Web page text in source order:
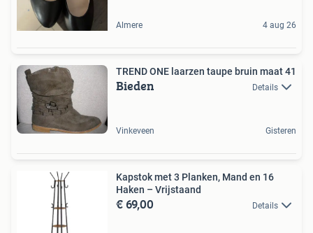
Almere 4 aug 26
TREND ONE laarzen taupe bruin maat 41
Bieden Details
Vinkeveen Gisteren
Kapstok met 3 Planken, Mand en 16
Haken – Vrijstaand
€ 69,00 Details